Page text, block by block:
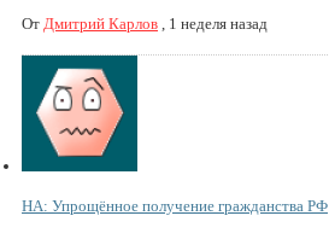
От Дмитрий Карлов 1 неделя назад
НА: Упрощённое получение гражданства РФ